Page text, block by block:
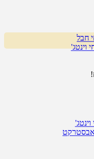
חבל